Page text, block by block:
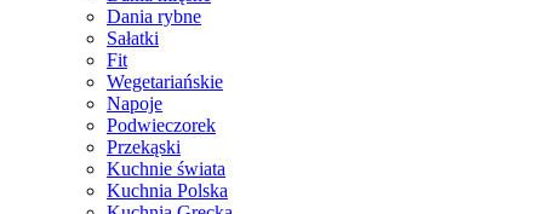
Dania rybne
Sałatki
Fit
Wegetariańskie
Napoje
Podwieczorek
Przekąski
Kuchnie świata
Kuchnia Polska